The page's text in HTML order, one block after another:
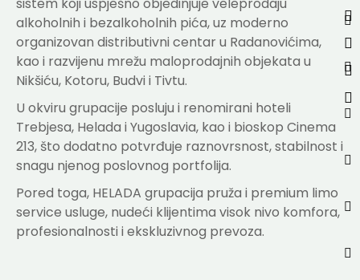
sistem koji uspješno objedinjuje veleprodaju
alkoholnih i bezalkoholnih pića, uz moderno
organizovan distributivni centar u Radanovićima,
kao i razvijenu mrežu maloprodajnih objekata u
Nikšiću, Kotoru, Budvi i Tivtu.
U okviru grupacije posluju i renomirani hoteli
Trebjesa, Helada i Yugoslavia, kao i bioskop Cinema
213, što dodatno potvrđuje raznovrsnost, stabilnost i
snagu njenog poslovnog portfolija.
Pored toga, HELADA grupacija pruža i premium limo
service usluge, nudeći klijentima visok nivo komfora,
profesionalnosti i ekskluzivnog prevoza.